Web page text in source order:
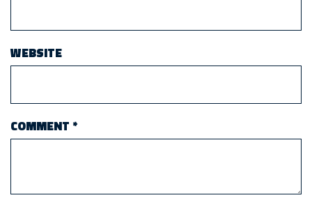
WEBSITE
COMMENT *